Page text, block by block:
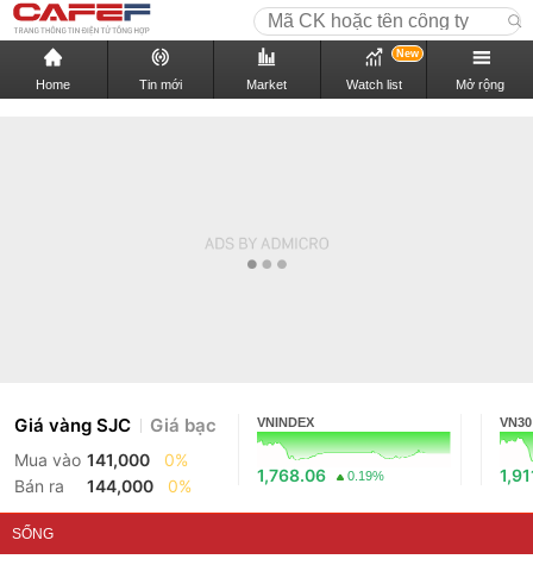
Home Tin mới Market Watch list
New
Mở rộng
Giá vàng SJC Giá bạc
Mua vào 141,000
0%
Bán ra
144,000 0%
VNINDEX
1,768.06 0.19%
VN30
SỐNG